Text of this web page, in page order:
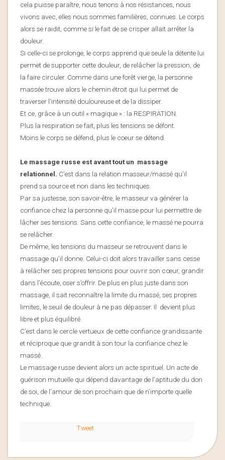
cela puisse paraître, nous tenons à nos résistances, nous
vivons avec, elles nous sommes familières, connues. Le corps
alors se raidit, comme si le fait de se crisper allait arrêter la
douleur.
Si celle-ci se prolonge, le corps apprend que seule la détente lui
permet de supporter cette douleur, de relâcher la pression, de
la faire circuler. Comme dans une forêt vierge, la personne
massée trouve alors le chemin étroit qui lui permet de
traverser l’intensité douloureuse et de la dissiper.
Et ce, grâce à un outil « magique » : la RESPIRATION.
Plus la respiration se fait, plus les tensions se défont.
Moins le corps se défend, plus le coeur se détend.
Le massage russe est avant tout un massage
relationnel. C’est dans la relation masseur/massé qu’il
prend sa source et non dans les techniques.
Par sa justesse, son savoir-être, le masseur va générer la
confiance chez la personne qu’il masse pour lui permettre de
lâcher ses tensions. Sans cette confiance, le massé ne pourra
se relâcher.
De même, les tensions du masseur se retrouvent dans le
massage qu’il donne. Celui-ci doit alors travailler sans cesse
à relâcher ses propres tensions pour ouvrir son cœur, grandir
dans l’écoute, oser s’offrir. De plus en plus juste dans son
massage, il sait reconnaître la limite du massé, ses propres
limites, le seuil de douleur à ne pas dépasser. Il devient plus
libre et plus équilibré.
C’est dans le cercle vertueux de cette confiance grandissante
et réciproque que grandit à son tour la confiance chez le
massé.
Le massage russe devient alors un acte spirituel. Un acte de
guérison mutuelle qui dépend davantage de l’aptitude du don
de soi, de l’amour de son prochain que de n’importe quelle
technique.
Tweet